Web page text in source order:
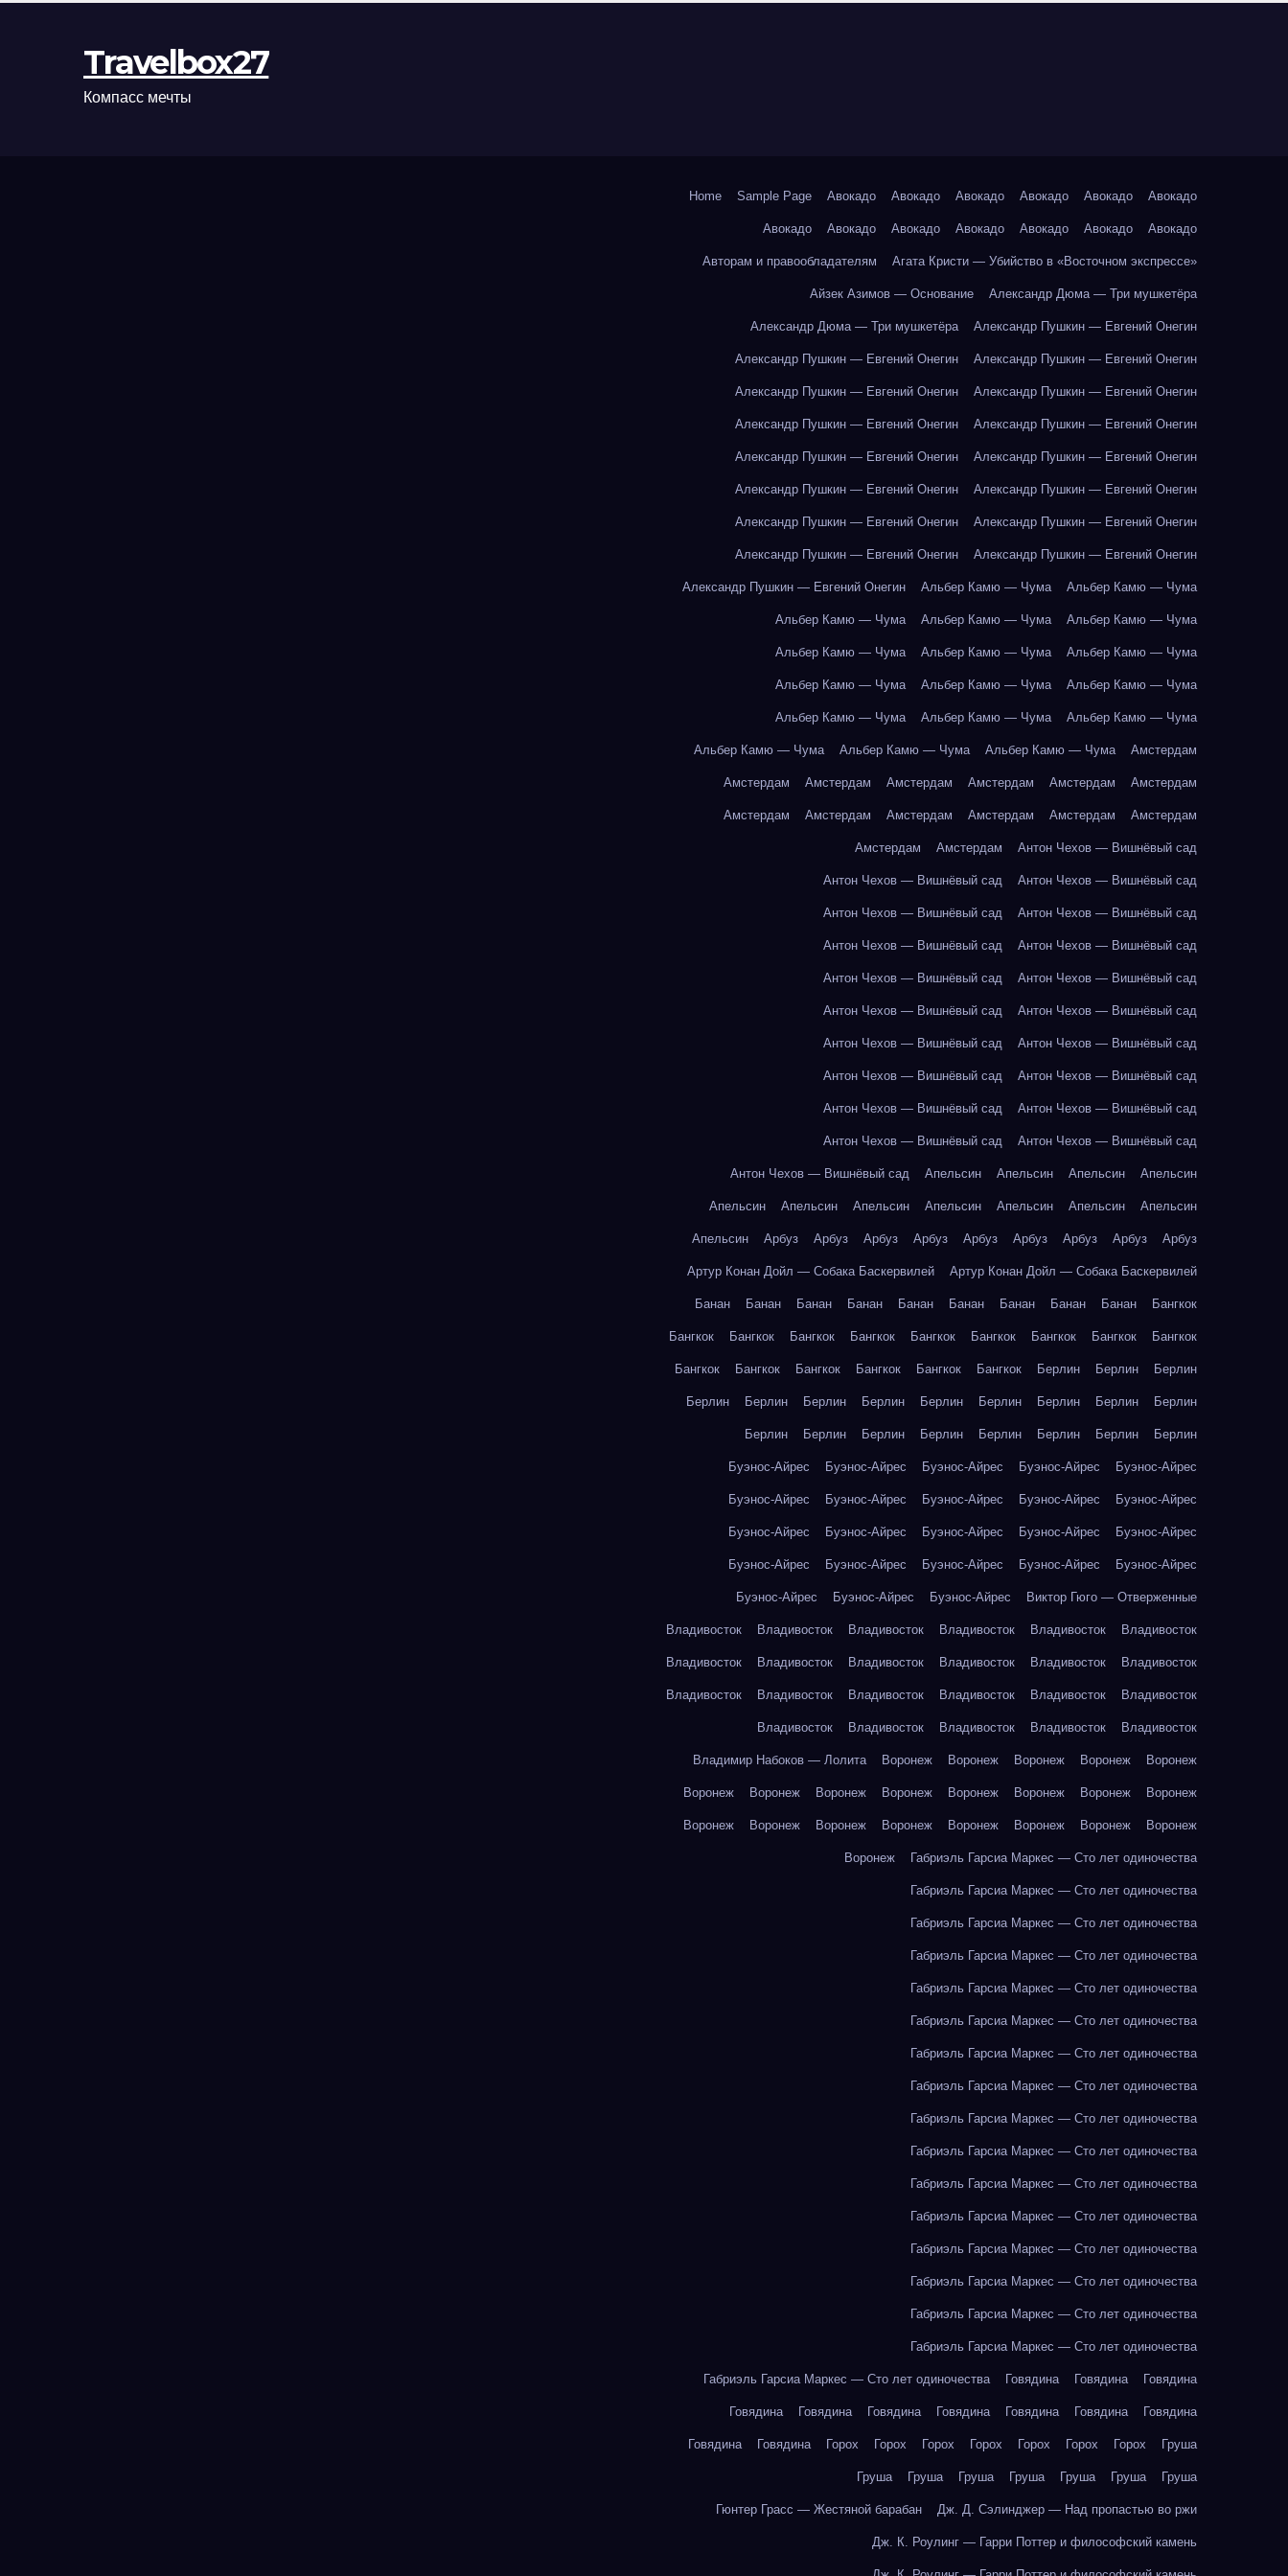
Travelbox27
Компасс мечты
Home Sample Page Авокадо Авокадо Авокадо Авокадо Авокадо Авокадо
Авокадо Авокадо Авокадо Авокадо Авокадо Авокадо Авокадо
Авторам и правообладателям Агата Кристи — Убийство в «Восточном экспрессе»
Айзек Азимов — Основание Александр Дюма — Три мушкетёра
Александр Дюма — Три мушкетёра Александр Пушкин — Евгений Онегин
Александр Пушкин — Евгений Онегин Александр Пушкин — Евгений Онегин
Александр Пушкин — Евгений Онегин Александр Пушкин — Евгений Онегин
Александр Пушкин — Евгений Онегин Александр Пушкин — Евгений Онегин
Александр Пушкин — Евгений Онегин Александр Пушкин — Евгений Онегин
Александр Пушкин — Евгений Онегин Александр Пушкин — Евгений Онегин
Александр Пушкин — Евгений Онегин Александр Пушкин — Евгений Онегин
Александр Пушкин — Евгений Онегин Александр Пушкин — Евгений Онегин
Александр Пушкин — Евгений Онегин Альбер Камю — Чума Альбер Камю — Чума
Альбер Камю — Чума Альбер Камю — Чума Альбер Камю — Чума
Альбер Камю — Чума Альбер Камю — Чума Альбер Камю — Чума
Альбер Камю — Чума Альбер Камю — Чума Альбер Камю — Чума
Альбер Камю — Чума Альбер Камю — Чума Альбер Камю — Чума
Альбер Камю — Чума Альбер Камю — Чума Альбер Камю — Чума Амстердам
Амстердам Амстердам Амстердам Амстердам Амстердам Амстердам
Амстердам Амстердам Амстердам Амстердам Амстердам Амстердам
Амстердам Амстердам Антон Чехов — Вишнёвый сад
Антон Чехов — Вишнёвый сад Антон Чехов — Вишнёвый сад
Антон Чехов — Вишнёвый сад Антон Чехов — Вишнёвый сад
Антон Чехов — Вишнёвый сад Антон Чехов — Вишнёвый сад
Антон Чехов — Вишнёвый сад Антон Чехов — Вишнёвый сад
Антон Чехов — Вишнёвый сад Антон Чехов — Вишнёвый сад
Антон Чехов — Вишнёвый сад Антон Чехов — Вишнёвый сад
Антон Чехов — Вишнёвый сад Антон Чехов — Вишнёвый сад
Антон Чехов — Вишнёвый сад Антон Чехов — Вишнёвый сад
Антон Чехов — Вишнёвый сад Антон Чехов — Вишнёвый сад
Антон Чехов — Вишнёвый сад Апельсин Апельсин Апельсин Апельсин
Апельсин Апельсин Апельсин Апельсин Апельсин Апельсин Апельсин
Апельсин Арбуз Арбуз Арбуз Арбуз Арбуз Арбуз Арбуз Арбуз Арбуз
Артур Конан Дойл — Собака Баскервилей Артур Конан Дойл — Собака Баскервилей
Банан Банан Банан Банан Банан Банан Банан Банан Банан Бангкок
Бангкок Бангкок Бангкок Бангкок Бангкок Бангкок Бангкок Бангкок Бангкок
Бангкок Бангкок Бангкок Бангкок Бангкок Бангкок Берлин Берлин Берлин
Берлин Берлин Берлин Берлин Берлин Берлин Берлин Берлин Берлин
Берлин Берлин Берлин Берлин Берлин Берлин Берлин Берлин
Буэнос-Айрес Буэнос-Айрес Буэнос-Айрес Буэнос-Айрес Буэнос-Айрес
Буэнос-Айрес Буэнос-Айрес Буэнос-Айрес Буэнос-Айрес Буэнос-Айрес
Буэнос-Айрес Буэнос-Айрес Буэнос-Айрес Буэнос-Айрес Буэнос-Айрес
Буэнос-Айрес Буэнос-Айрес Буэнос-Айрес Буэнос-Айрес Буэнос-Айрес
Буэнос-Айрес Буэнос-Айрес Буэнос-Айрес Виктор Гюго — Отверженные
Владивосток Владивосток Владивосток Владивосток Владивосток Владивосток
Владивосток Владивосток Владивосток Владивосток Владивосток Владивосток
Владивосток Владивосток Владивосток Владивосток Владивосток Владивосток
Владивосток Владивосток Владивосток Владивосток Владивосток
Владимир Набоков — Лолита Воронеж Воронеж Воронеж Воронеж Воронеж
Воронеж Воронеж Воронеж Воронеж Воронеж Воронеж Воронеж Воронеж
Воронеж Воронеж Воронеж Воронеж Воронеж Воронеж Воронеж Воронеж
Воронеж Габриэль Гарсиа Маркес — Сто лет одиночества
Габриэль Гарсиа Маркес — Сто лет одиночества
Габриэль Гарсиа Маркес — Сто лет одиночества
Габриэль Гарсиа Маркес — Сто лет одиночества
Габриэль Гарсиа Маркес — Сто лет одиночества
Габриэль Гарсиа Маркес — Сто лет одиночества
Габриэль Гарсиа Маркес — Сто лет одиночества
Габриэль Гарсиа Маркес — Сто лет одиночества
Габриэль Гарсиа Маркес — Сто лет одиночества
Габриэль Гарсиа Маркес — Сто лет одиночества
Габриэль Гарсиа Маркес — Сто лет одиночества
Габриэль Гарсиа Маркес — Сто лет одиночества
Габриэль Гарсиа Маркес — Сто лет одиночества
Габриэль Гарсиа Маркес — Сто лет одиночества
Габриэль Гарсиа Маркес — Сто лет одиночества
Габриэль Гарсиа Маркес — Сто лет одиночества
Габриэль Гарсиа Маркес — Сто лет одиночества Говядина Говядина Говядина
Говядина Говядина Говядина Говядина Говядина Говядина Говядина
Говядина Говядина Горох Горох Горох Горох Горох Горох Горох Груша
Груша Груша Груша Груша Груша Груша Груша
Гюнтер Грасс — Жестяной барабан Дж. Д. Сэлинджер — Над пропастью во ржи
Дж. К. Роулинг — Гарри Поттер и философский камень